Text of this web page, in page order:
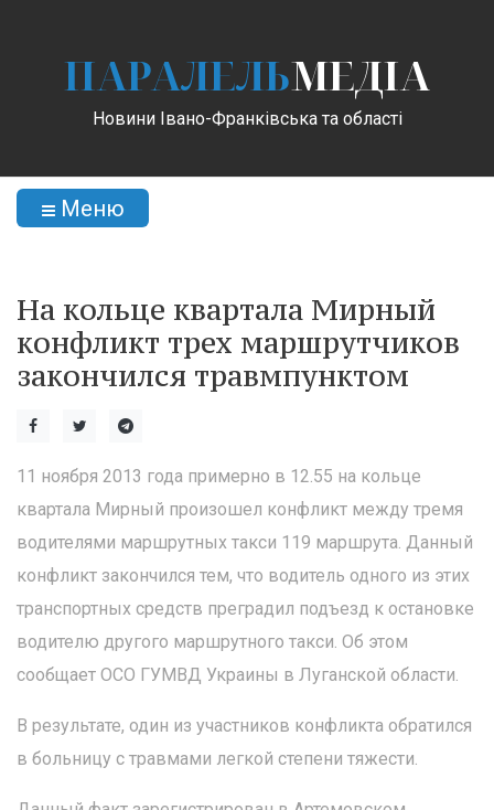
ПАРАЛЕЛЬМЕДІА
Новини Івано-Франківська та області
Меню
На кольце квартала Мирный
конфликт трех маршрутчиков
закончился травмпунктом
11 ноября 2013 года примерно в 12.55 на кольце
квартала Мирный произошел конфликт между тремя
водителями маршрутных такси 119 маршрута. Данный
конфликт закончился тем, что водитель одного из этих
транспортных средств преградил подъезд к остановке
водителю другого маршрутного такси. Об этом
сообщает ОСО ГУМВД Украины в Луганской области.
В результате, один из участников конфликта обратился
в больницу с травмами легкой степени тяжести.